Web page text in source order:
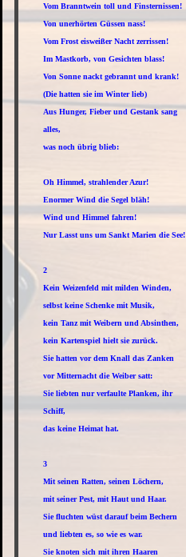
Vom Branntwein toll und Finsternissen!
Von unerhörten Güssen nass!
Vom Frost eisweißer Nacht zerrissen!
Im Mastkorb, von Gesichten blass!
Von Sonne nackt gebrannt und krank!
(Die hatten sie im Winter lieb)
Aus Hunger, Fieber und Gestank sang
alles,
was noch übrig blieb:
Oh Himmel, strahlender Azur!
Enormer Wind die Segel bläh!
Wind und Himmel fahren!
Nur Lasst uns um Sankt Marien die See!
2
Kein Weizenfeld mit milden Winden,
selbst keine Schenke mit Musik,
kein Tanz mit Weibern und Absinthen,
kein Kartenspiel hielt sie zurück.
Sie hatten vor dem Knall das Zanken
vor Mitternacht die Weiber satt:
Sie liebten nur verfaulte Planken, ihr
Schiff,
das keine Heimat hat.
3
Mit seinen Ratten, seinen Löchern,
mit seiner Pest, mit Haut und Haar.
Sie fluchten wüst darauf beim Bechern
und liebten es, so wie es war.
Sie knoten sich mit ihren Haaren